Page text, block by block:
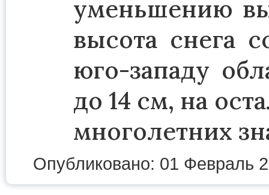
уменьшению
высота снега
юго-западу
до 14 см, на
многолетних
Опубликовано: 01 Февраль